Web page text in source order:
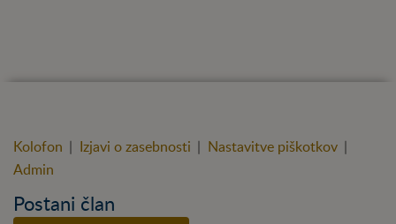
Kolofon | Izjavi o zasebnosti | Nastavitve piškotkov |
Admin
Postani član